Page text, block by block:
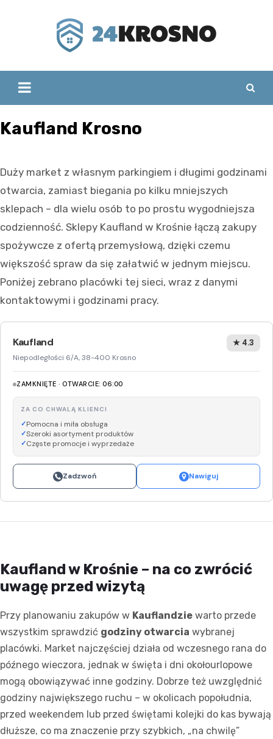
Kaufland Krosno
Duży market z własnym parkingiem i długimi godzinami
otwarcia, zamiast biegania po kilku mniejszych
sklepach – dla wielu osób to po prostu wygodniejsza
codzienność. Sklepy Kaufland w Krośnie łączą zakupy
spożywcze z ofertą przemysłową, dzięki czemu
większość spraw da się załatwić w jednym miejscu.
Poniżej zebrano placówki tej sieci, wraz z danymi
kontaktowymi i godzinami pracy.
Kaufland
Niepodległości 6/A, 38-400 Krosno
★ 4.3
ZAMKNIĘTE · OTWARCIE: 06:00
ZA CO CHWALĄ KLIENCI
Pomocna i miła obsługa
Szeroki asortyment produktów
Częste promocje i wyprzedaże
Zadzwoń Nawiguj
Kaufland w Krośnie – na co zwrócić
uwagę przed wizytą
Przy planowaniu zakupów w Kauflandzie warto przede
wszystkim sprawdzić godziny otwarcia wybranej
placówki. Market najczęściej działa od wczesnego rana do
późnego wieczora, jednak w święta i dni okołourlopowe
mogą obowiązywać inne godziny. Dobrze też uwzględnić
godziny największego ruchu – w okolicach popołudnia,
przed weekendem lub przed świętami kolejki do kas bywają
dłuższe, co ma znaczenie przy szybkich, „na chwilę”